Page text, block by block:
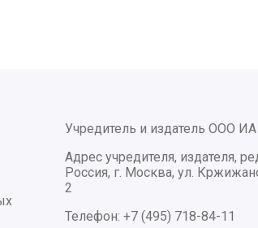
Учредитель и издатель ООО
Адрес учредителя, издателя,
Россия, г. Москва, ул.
2
Телефон: +7 (495) 718-84-11